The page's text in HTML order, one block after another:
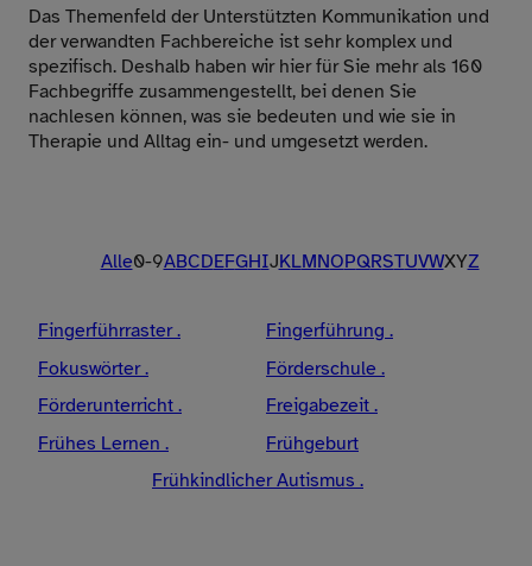
Das Themenfeld der Unterstützten Kommunikation und
der verwandten Fachbereiche ist sehr komplex und
spezifisch. Deshalb haben wir hier für Sie mehr als 160
Fachbegriffe zusammengestellt, bei denen Sie
nachlesen können, was sie bedeuten und wie sie in
Therapie und Alltag ein- und umgesetzt werden.
Alle0-9ABCDEFGHIJKLMNOPQRSTUVWXYZ
Fingerführraster .
Fingerführung .
Fokuswörter .
Förderschule .
Förderunterricht .
Freigabezeit .
Frühes Lernen .
Frühgeburt
Frühkindlicher Autismus .